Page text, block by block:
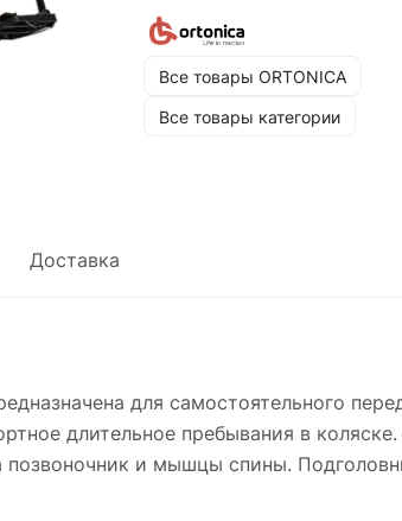
Все товары ORTONICA
Все товары категории
Доставка
для самостоятельного
длительное пребывания в
позвоночник и мышцы спины.